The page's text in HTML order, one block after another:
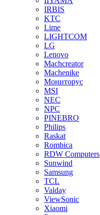
IRBIS
KTC
Lime
LIGHTCOM
LG
Lenovo
Machcreator
Machenike
Мониторус
MSI
NEC
NPC
PINEBRO
Philips
Raskat
Rombica
RDW Computers
Sunwind
Samsung
TCL
Valday
ViewSonic
Xiaomi